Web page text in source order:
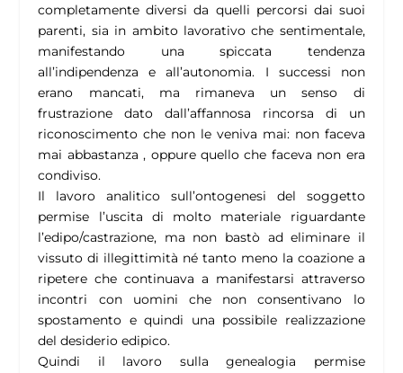
completamente diversi da quelli percorsi dai suoi
parenti, sia in ambito lavorativo che sentimentale,
manifestando una spiccata tendenza
all’indipendenza e all’autonomia. I successi non
erano mancati, ma rimaneva un senso di
frustrazione dato dall’affannosa rincorsa di un
riconoscimento che non le veniva mai: non faceva
mai abbastanza , oppure quello che faceva non era
condiviso.
Il lavoro analitico sull’ontogenesi del soggetto
permise l’uscita di molto materiale riguardante
l’edipo/castrazione, ma non bastò ad eliminare il
vissuto di illegittimità né tanto meno la coazione a
ripetere che continuava a manifestarsi attraverso
incontri con uomini che non consentivano lo
spostamento e quindi una possibile realizzazione
del desiderio edipico.
Quindi il lavoro sulla genealogia permise